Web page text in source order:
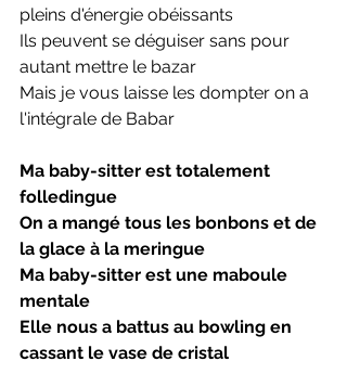
pleins d'énergie obéissants
Ils peuvent se déguiser sans pour
autant mettre le bazar
Mais je vous laisse les dompter on a
l'intégrale de Babar
Ma baby-sitter est totalement
folledingue
On a mangé tous les bonbons et de
la glace à la meringue
Ma baby-sitter est une maboule
mentale
Elle nous a battus au bowling en
cassant le vase de cristal